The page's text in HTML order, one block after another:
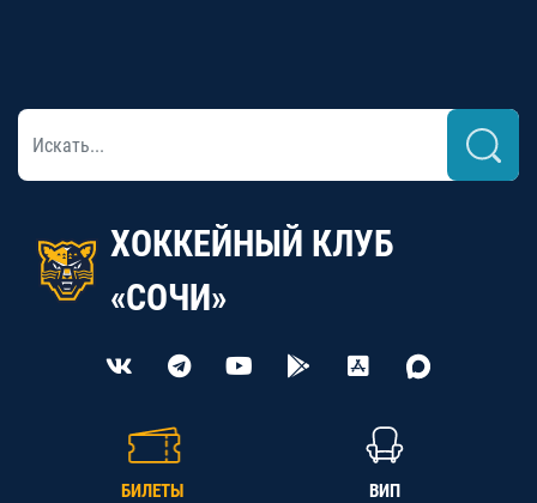
ХОККЕЙНЫЙ КЛУБ
«СОЧИ»
БИЛЕТЫ ВИП